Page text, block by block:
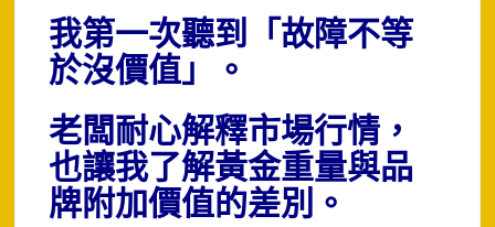
我第一次聽到「故障不等
於沒價值」。
老闆耐心解釋市場行情，
也讓我了解黃金重量與品
牌附加價值的差別。